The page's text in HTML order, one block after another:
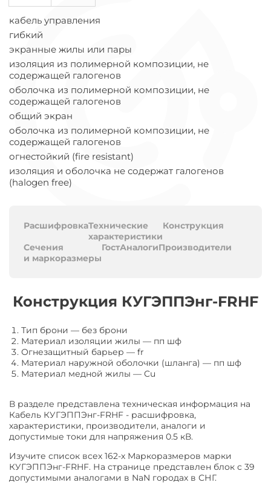
кабель управления
гибкий
экранные жилы или пары
изоляция из полимерной композиции, не
содержащей галогенов
оболочка из полимерной композиции, не
содержащей галогенов
общий экран
оболочка из полимерной композиции, не
содержащей галогенов
огнестойкий (fire resistant)
изоляция и оболочка не содержат галогенов
(halogen free)
РасшифровкаТехнические
характеристики
Конструкция
Сечения
и маркоразмеры
ГостАналогиПроизводители
Конструкция КУГЭППЭнг-FRHF
Тип брони — без брони
Материал изоляции жилы — пп шф
Огнезащитный барьер — fr
Материал наружной оболочки (шланга) — пп шф
Материал медной жилы — Cu
В разделе представлена техническая информация на
Кабель КУГЭППЭнг-FRHF - расшифровка,
характеристики, производители, аналоги и
допустимые токи для напряжения 0.5 кВ.
Изучите список всех 162-х Маркоразмеров марки
КУГЭППЭнг-FRHF. На странице представлен блок с 39
допустимыми аналогами в NaN городах в СНГ.